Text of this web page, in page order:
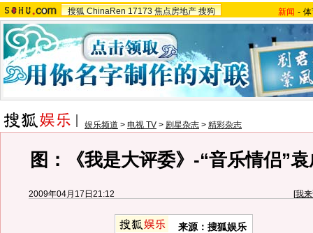
搜狐 ChinaRen 17173 焦点房地产 搜狗 新闻 -
娱乐频道 > 电视 TV > 剧星杂志 > 精彩杂志
图：《我是大评委》-“音乐情侣”
2009年04月17日21:12 [我
来源： 搜狐娱乐